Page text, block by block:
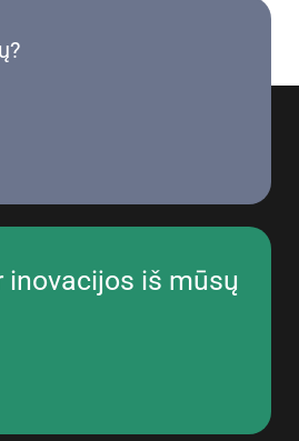
inovacijos iš mūsų